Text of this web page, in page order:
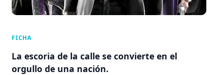
FICHA
La escoria de la calle se convierte en el
orgullo de una nación.